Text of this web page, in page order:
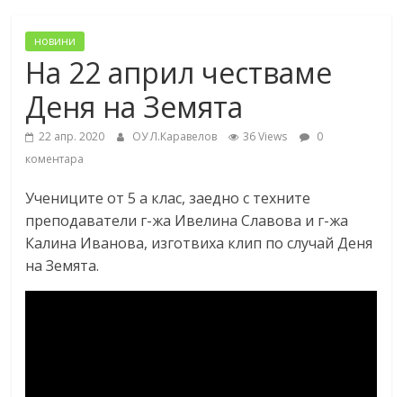
новини
На 22 април честваме
Деня на Земята
22 апр. 2020 ОУ Л.Каравелов 36 Views
0
коментара
Учениците от 5 а клас, заедно с техните
преподаватели г-жа Ивелина Славова и г-жа
Калина Иванова, изготвиха клип по случай Деня
на Земята.